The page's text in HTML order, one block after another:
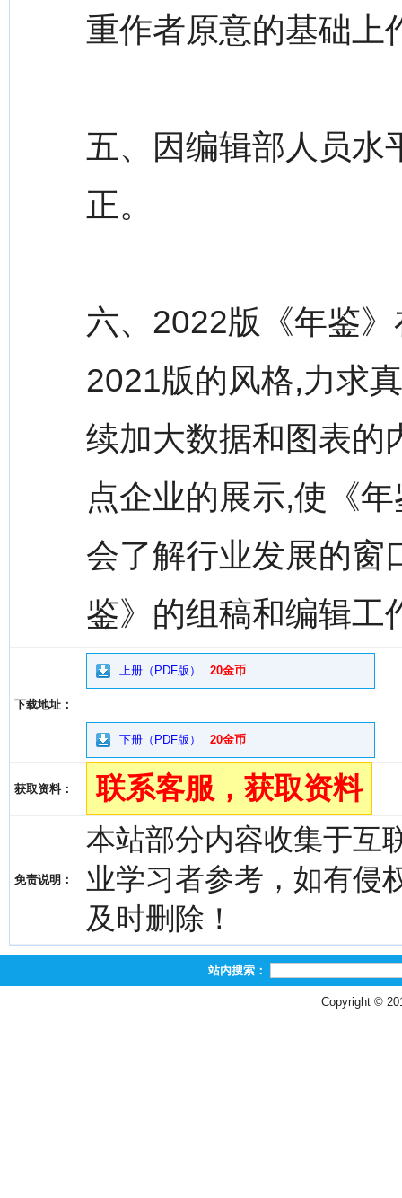
重作者原意的基础上
五、因编辑部人员水
正。
六、2022版《年鉴
2021版的风格,力求
续加大数据和图表的
点企业的展示,使《
会了解行业发展的窗
鉴》的组稿和编辑工
下载地址：
上册（PDF版） 20金币
下册（PDF版） 20金币
获取资料： 联系客服，获取资料
免责说明：
本站部分内容收集于互
业学习者参考，如有侵
及时删除！
站内搜索：
Copyright ©